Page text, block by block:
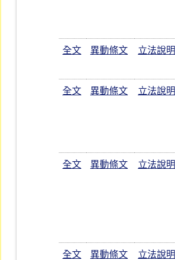
全文 異動條文 立法說明
全文 異動條文 立法說明
全文 異動條文 立法說明
全文 異動條文 立法說明